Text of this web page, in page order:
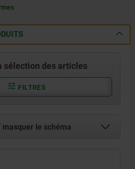
sélection des articles
FILTRES
le schéma